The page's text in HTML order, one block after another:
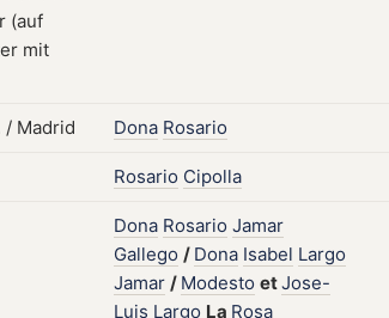
Dona Rosario
Rosario Cipolla
Dona Rosario Jamar
Gallego / Dona Isabel Largo
Jamar / Modesto etJose-
Luis Largo La Rosa